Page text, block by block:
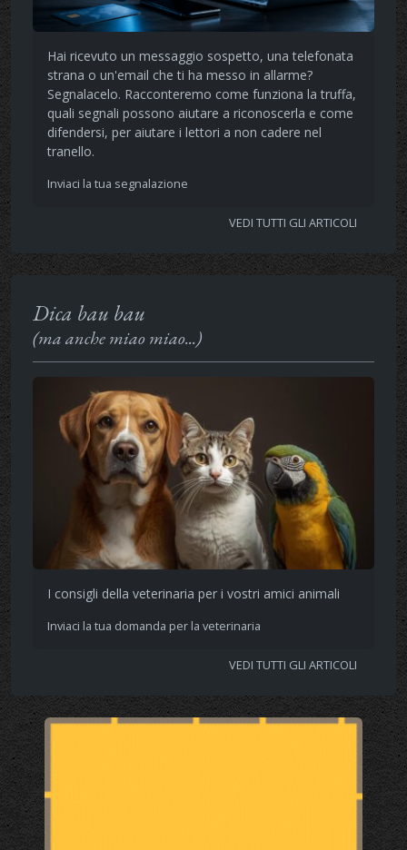
Hai ricevuto un messaggio sospetto, una telefonata
strana o un'email che ti ha messo in allarme?
Segnalacelo. Racconteremo come funziona la truffa,
quali segnali possono aiutare a riconoscerla e come
difendersi, per aiutare i lettori a non cadere nel
tranello.
Inviaci la tua segnalazione
VEDI TUTTI GLI ARTICOLI
Dica bau bau
(ma anche miao miao...)
I consigli della veterinaria per i vostri amici animali
Inviaci la tua domanda per la veterinaria
VEDI TUTTI GLI ARTICOLI